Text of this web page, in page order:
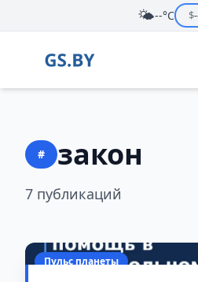
🌤️--°C $
# закон
7 публикаций
Пульс планеты